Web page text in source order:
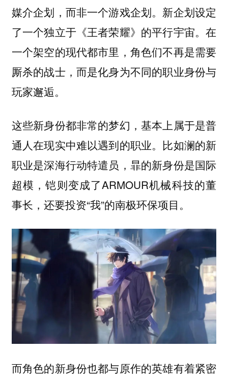
媒介企划，而非一个游戏企划。新企划设定
了一个独立于《王者荣耀》的平行宇宙。在
一个架空的现代都市里，角色们不再是需要
厮杀的战士，而是化身为不同的职业身份与
玩家邂逅。
这些新身份都非常的梦幻，基本上属于是普
通人在现实中难以遇到的职业。比如澜的新
职业是深海行动特遣员，暃的新身份是国际
超模，铠则变成了ARMOUR机械科技的董
事长，还要投资“我”的南极环保项目。
而角色的新身份也都与原作的英雄有着紧密